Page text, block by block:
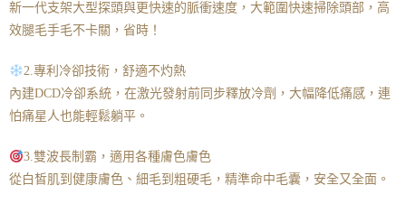
新一代支架大型探頭與更快速的脈衝速度，大範圍快速掃除頭部，高
效腿毛手毛不卡關，省時！
2.專利冷卻技術，舒適不灼熱
內建DCD冷卻系統，在激光發射前同步釋放冷劑，大幅降低痛感，連
怕痛星人也能輕鬆躺平。
3.雙波長制霸，適用各種膚色膚色
從白皙肌到健康膚色、細毛到粗硬毛，精準命中毛囊，安全又全面。